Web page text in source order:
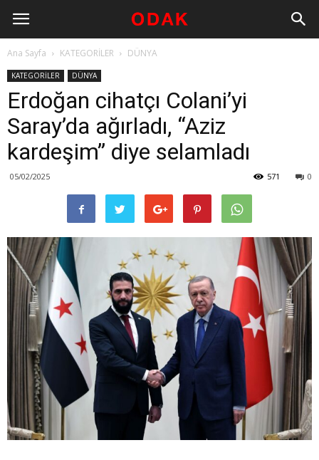
Ana Sayfa KATEGORİLER DÜNYA
KATEGORİLER DÜNYA
Erdoğan cihatçı Colani’yi
Saray’da ağırladı, “Aziz
kardeşim” diye selamladı
05/02/2025 0
571